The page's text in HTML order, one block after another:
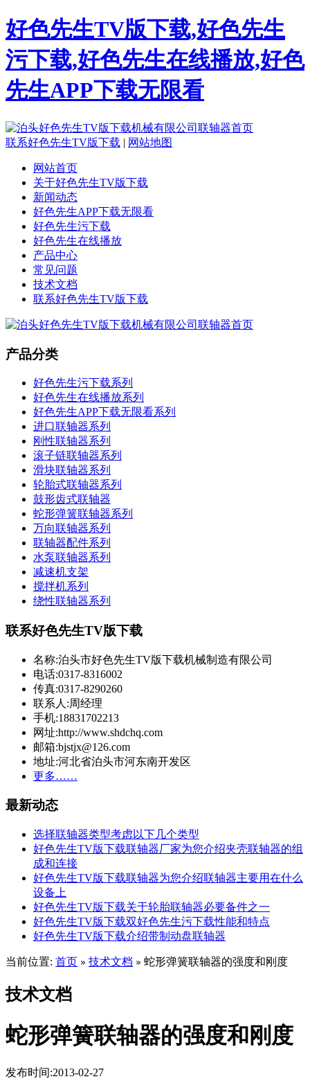
好色先生TV版下载,好色先生
污下载,好色先生在线播放,好色
先生APP下载无限看
联系好色先生TV版下载 | 网站地图
网站首页
关于好色先生TV版下载
新闻动态
好色先生APP下载无限看
好色先生污下载
好色先生在线播放
产品中心
常见问题
技术文档
联系好色先生TV版下载
产品分类
好色先生污下载系列
好色先生在线播放系列
好色先生APP下载无限看系列
进口联轴器系列
刚性联轴器系列
滚子链联轴器系列
滑块联轴器系列
轮胎式联轴器系列
鼓形齿式联轴器
蛇形弹簧联轴器系列
万向联轴器系列
联轴器配件系列
水泵联轴器系列
减速机支架
搅拌机系列
绕性联轴器系列
联系好色先生TV版下载
名称:泊头市好色先生TV版下载机械制造有限公司
电话:0317-8316002
传真:0317-8290260
联系人:周经理
手机:18831702213
网址:http://www.shdchq.com
邮箱:bjstjx@126.com
地址:河北省泊头市河东南开发区
更多……
最新动态
选择联轴器类型考虑以下几个类型
好色先生TV版下载联轴器厂家为您介绍夹壳联轴器的组
成和连接
好色先生TV版下载联轴器为您介绍联轴器主要用在什么
设备上
好色先生TV版下载关于轮胎联轴器必要备件之一
好色先生TV版下载双好色先生污下载性能和特点
好色先生TV版下载介绍带制动盘联轴器
当前位置: 首页 » 技术文档 » 蛇形弹簧联轴器的强度和刚度
技术文档
蛇形弹簧联轴器的强度和刚度
发布时间:2013-02-27